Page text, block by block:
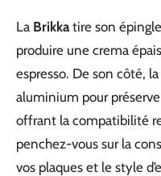
La Brikkatire son épingle
produire une crema
espresso. De son côté, la
aluminium pour
offrant la compatibilité
penchez-vous sur la
vos plaques et le style